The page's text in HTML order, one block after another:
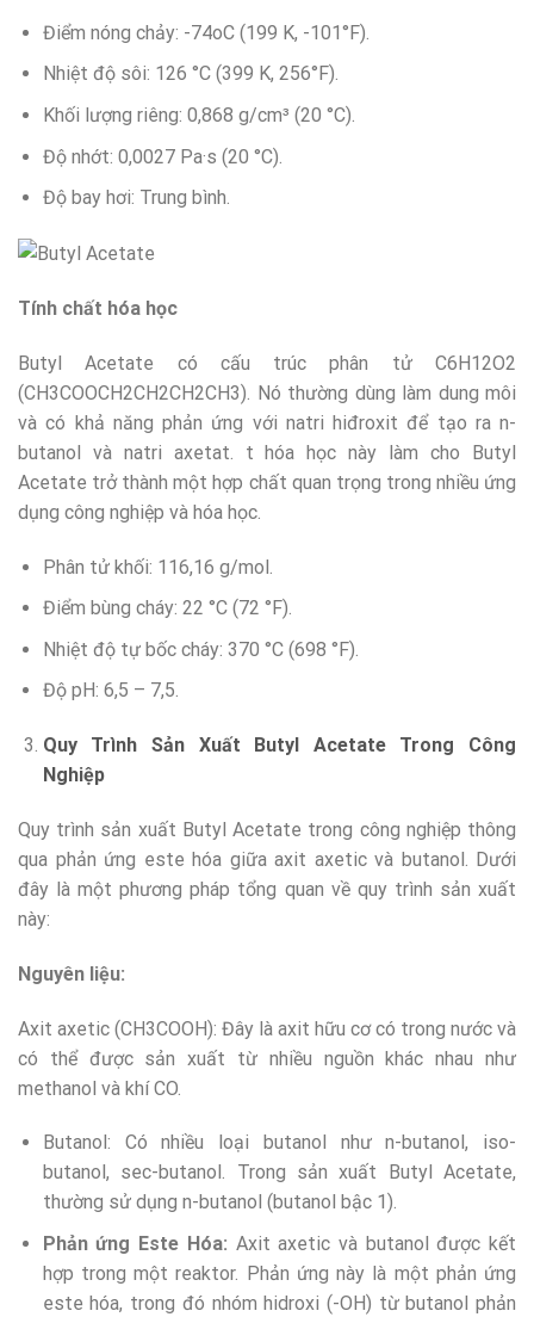
Điểm nóng chảy: -74oC (199 K, -101°F).
Nhiệt độ sôi: 126 °C (399 K, 256°F).
Khối lượng riêng: 0,868 g/cm³ (20 °C).
Độ nhớt: 0,0027 Pa·s (20 °C).
Độ bay hơi: Trung bình.
Tính chất hóa học
Butyl Acetate có cấu trúc phân tử C6H12O2
(CH3COOCH2CH2CH2CH3). Nó thường dùng làm dung môi
và có khả năng phản ứng với natri hiđroxit để tạo ra n-
butanol và natri axetat. t hóa học này làm cho Butyl
Acetate trở thành một hợp chất quan trọng trong nhiều ứng
dụng công nghiệp và hóa học.
Phân tử khối: 116,16 g/mol.
Điểm bùng cháy: 22 °C (72 °F).
Nhiệt độ tự bốc cháy: 370 °C (698 °F).
Độ pH: 6,5 – 7,5.
Quy Trình Sản Xuất Butyl Acetate Trong Công
Nghiệp
Quy trình sản xuất Butyl Acetate trong công nghiệp thông
qua phản ứng este hóa giữa axit axetic và butanol. Dưới
đây là một phương pháp tổng quan về quy trình sản xuất
này:
Nguyên liệu:
Axit axetic (CH3COOH): Đây là axit hữu cơ có trong nước và
có thể được sản xuất từ nhiều nguồn khác nhau như
methanol và khí CO.
Butanol: Có nhiều loại butanol như n-butanol, iso-
butanol, sec-butanol. Trong sản xuất Butyl Acetate,
thường sử dụng n-butanol (butanol bậc 1).
Phản ứng Este Hóa: Axit axetic và butanol được kết
hợp trong một reaktor. Phản ứng này là một phản ứng
este hóa, trong đó nhóm hidroxi (-OH) từ butanol phản